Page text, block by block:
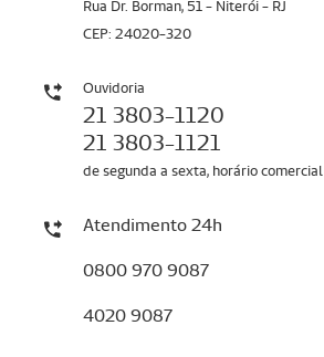
Rua Dr. Borman, 51 - Niterói - RJ
CEP: 24020-320
Ouvidoria
21 3803-1120
21 3803-1121
de segunda a sexta, horário comercial
Atendimento 24h
0800 970 9087
4020 9087